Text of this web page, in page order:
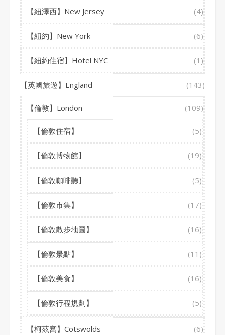
【紐澤西】New Jersey (4)
【紐約】New York (6)
【紐約住宿】Hotel NYC (1)
【英國旅遊】England (143)
【倫敦】London (109)
【倫敦住宿】 (5)
【倫敦博物館】 (19)
【倫敦咖啡聽】 (5)
【倫敦市集】 (17)
【倫敦散步地圖】 (16)
【倫敦景點】 (11)
【倫敦美食】 (16)
【倫敦行程規劃】 (5)
【柯茲窩】Cotswolds (6)